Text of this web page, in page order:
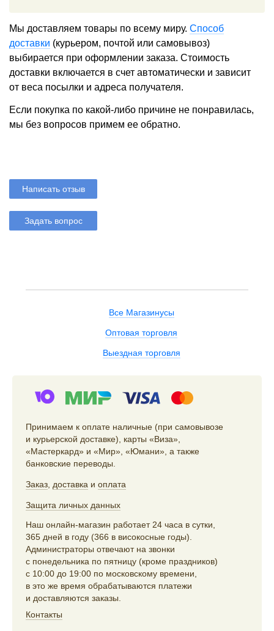
Мы доставляем товары по всему миру. Способ
доставки (курьером, почтой или самовывоз)
выбирается при оформлении заказа. Стоимость
доставки включается в счет автоматически и зависит
от веса посылки и адреса получателя.
Если покупка по какой-либо причине не понравилась,
мы без вопросов примем ее обратно.
Написать отзыв
Задать вопрос
Все Магазинусы
Оптовая торговля
Выездная торговля
Принимаем к оплате наличные (при самовывозе
и курьерской доставке), карты «Виза»,
«Мастеркард» и «Мир», «Юмани», а также
банковские переводы.
Заказ доставка и оплата
Защита личных данных
Наш онлайн-магазин работает 24 часа в сутки,
365 дней в году (366 в високосные годы).
Администраторы отвечают на звонки
с понедельника по пятницу (кроме праздников)
с 10:00 до 19:00 по московскому времени,
в это же время обрабатываются платежи
и доставляются заказы.
Контакты